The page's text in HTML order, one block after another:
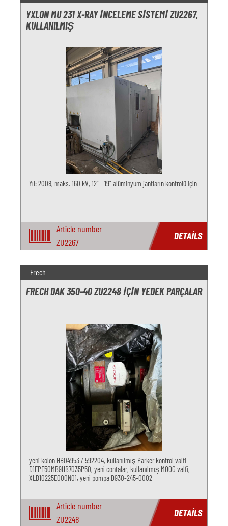
YXLON MU 231 X-RAY İNCELEME SISTEMI ZU2267,
KULLANILMIŞ
Yıl: 2008, maks. 160 kV, 12" - 19" alüminyum jantların kontrolü için
Article number
ZU2267
DETAILS
Frech
FRECH DAK 350-40 ZU2248 IÇIN YEDEK PARÇALAR
yeni kolon HB04953 / 592204, kullanılmış Parker kontrol valfi
D1FPE50MB9HB7035P50, yeni contalar, kullanılmış MOOG valfi,
XLB10225E000N01, yeni pompa D930-245-0002
Article number
ZU2248
DETAILS